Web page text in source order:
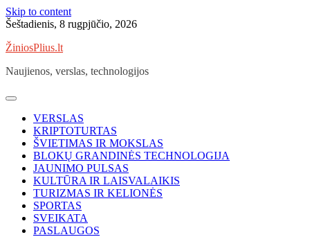
Skip to content
Šeštadienis, 8 rugpjūčio, 2026
ŽiniosPlius.lt
Naujienos, verslas, technologijos
VERSLAS
KRIPTOTURTAS
ŠVIETIMAS IR MOKSLAS
BLOKŲ GRANDINĖS TECHNOLOGIJA
JAUNIMO PULSAS
KULTŪRA IR LAISVALAIKIS
TURIZMAS IR KELIONĖS
SPORTAS
SVEIKATA
PASLAUGOS